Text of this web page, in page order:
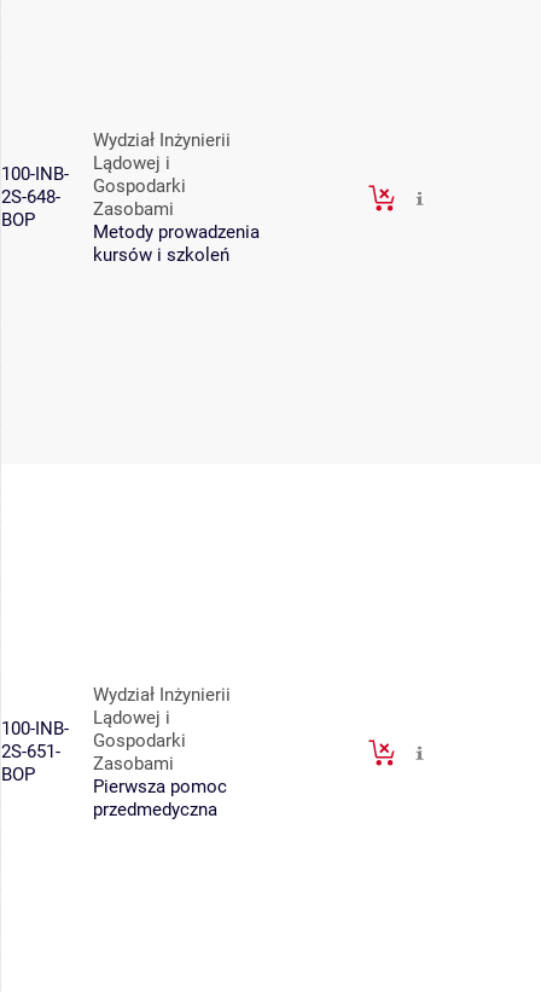
100-INB-
2S-648-
BOP
Wydział Inżynierii
Lądowej i
Gospodarki
Zasobami
Metody prowadzenia
kursów i szkoleń
100-INB-
2S-651-
BOP
Wydział Inżynierii
Lądowej i
Gospodarki
Zasobami
Pierwsza pomoc
przedmedyczna